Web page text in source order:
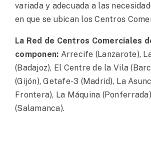
variada y adecuada a las
en que se ubican los Centros
La Red de Centros Comerciales
componen: Arrecife (Lanzarote),
(Badajoz), El Centre de la Vila
(Gijón), Getafe-3 (Madrid), La
Frontera), La Máquina
(Salamanca).